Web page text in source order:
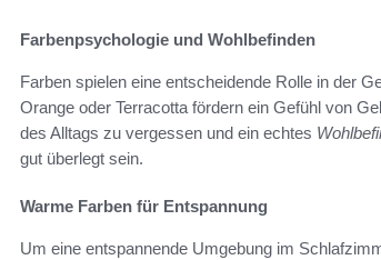
Farbenpsychologie und Wohlbefinden
Farben spielen eine entscheidende Rolle in der
Orange oder Terracotta fördern ein Gefühl von
des Alltags zu vergessen und ein echtes
gut überlegt sein.
Warme Farben für Entspannung
Um eine entspannende Umgebung im